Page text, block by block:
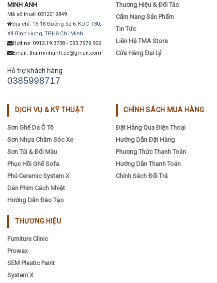
MINH ANH
Mã số thuế: 0312019849
Địa chỉ: 16-18 Đường Số 6, KDC T30,
Xã Bình Hưng, TP.Hồ Chí Minh
Hotline: 0912.19.3738 - 093.7979.906
Email: thaiminhanh.co@gmail.com
Hỗ trợ khách hàng
0385998717
Thương Hiệu & Đối Tác
Cẩm Nang Sản Phẩm
Tin Tức
Liên Hệ TMA Store
Cửa Hàng Đại Lý
DỊCH VỤ & KỸ THUẬT
Sơn Ghế Da Ô Tô
Sơn Nhựa Chăm Sóc Xe
Sơn Túi & Đổi Màu
Phục Hồi Ghế Sofa
Phủ Ceramic System X
Dán Phim Cách Nhiệt
Hướng Dẫn Đào Tạo
CHÍNH SÁCH MUA HÀNG
Đặt Hàng Qua Điện Thoại
Hướng Dẫn Đặt Hàng
Phương Thức Thanh Toán
Hướng Dẫn Thanh Toán
Chính Sách Đổi Trả
THƯƠNG HIỆU
Furniture Clinic
Prowax
SEM Plastic Paint
System X